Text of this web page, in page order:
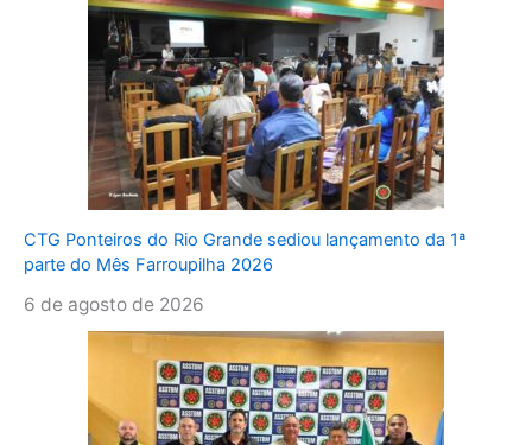
CTG Ponteiros do Rio Grande sediou lançamento da 1ª
parte do Mês Farroupilha 2026
6 de agosto de 2026